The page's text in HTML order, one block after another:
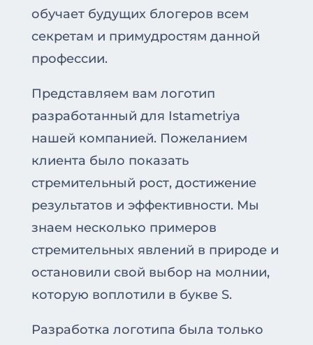
обучает будущих блогеров всем
секретам и примудростям данной
профессии.
Представляем вам логотип
разработанный для Istametriya
нашей компанией. Пожеланием
клиента было показать
стремительный рост, достижение
результатов и эффективности. Мы
знаем несколько примеров
стремительных явлений в природе и
остановили свой выбор на молнии,
которую воплотили в букве S.
Разработка логотипа была только